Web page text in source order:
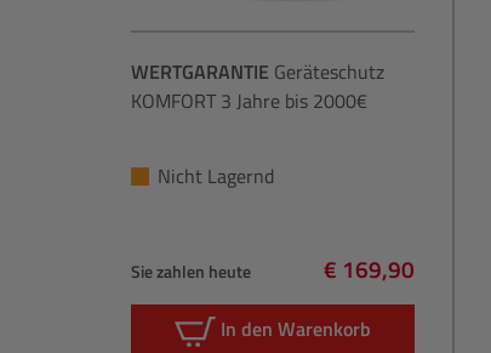
Sigma
WERTGARANTIE Geräteschutz
KOMFORT 3 Jahre bis 2000€
Nicht Lagernd
Sie zahlen heute
Regulärer Preis:
€ 169,90
In den Warenkorb